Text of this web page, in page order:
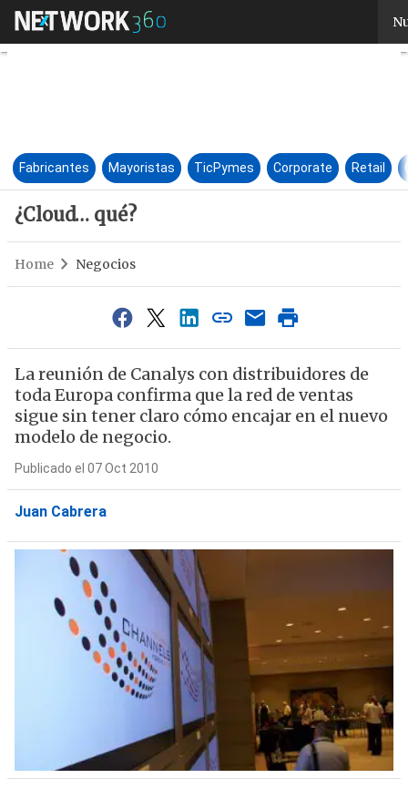
¿Cloud… qué?
Fabricantes Mayoristas TicPymes Corporate Retail
¿Cloud… qué?
Home Negocios
La reunión de Canalys con distribuidores de
toda Europa confirma que la red de ventas
sigue sin tener claro cómo encajar en el nuevo
modelo de negocio.
Publicado el 07 Oct 2010
Juan Cabrera